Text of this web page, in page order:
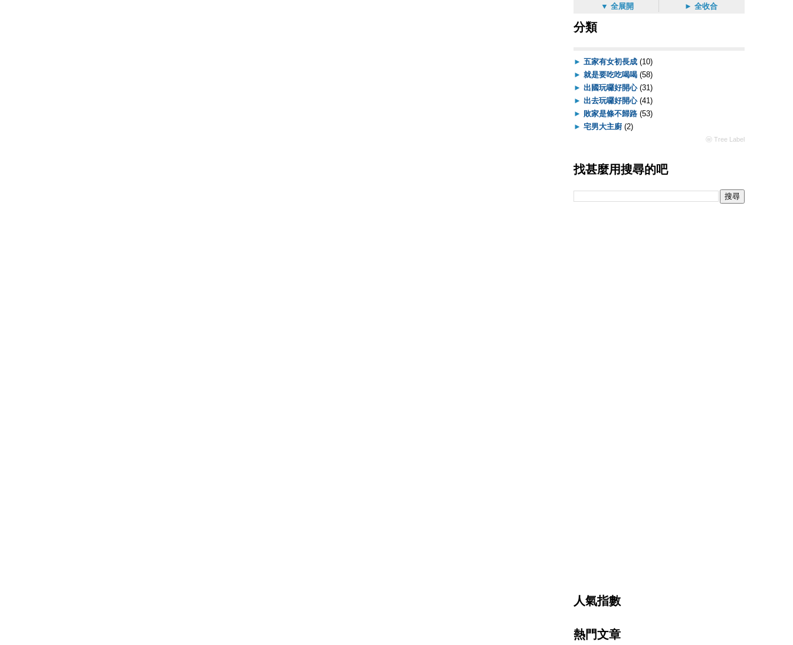
▼ 全展開 ► 全收合
分類
► 五家有女初長成 (10)
► 就是要吃吃喝喝 (58)
► 出國玩囉好開心 (31)
► 出去玩囉好開心 (41)
► 敗家是條不歸路 (53)
► 宅男大主廚 (2)
ⓦ Tree Label
找甚麼用搜尋的吧
人氣指數
熱門文章